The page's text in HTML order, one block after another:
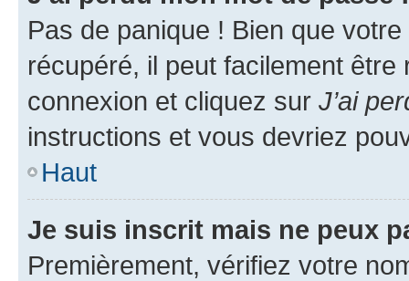
Pas de panique ! Bien que
récupéré, il peut facilement
connexion et cliquez sur J’ai
instructions et vous devriez
Haut
Je suis inscrit mais ne peux
Premièrement, vérifiez votre